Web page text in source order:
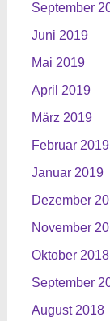
September
Juni 2019
Mai 2019
April 2019
März 2019
Februar 2019
Januar 2019
Dezember
November
Oktober 2018
September
August 2018